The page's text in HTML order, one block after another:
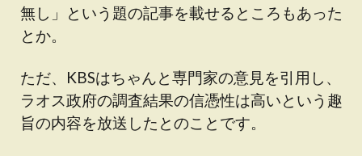
無し」という題の記事を載せるところもあった
とか。
ただ、KBSはちゃんと専門家の意見を引用し、
ラオス政府の調査結果の信憑性は高いという趣
旨の内容を放送したとのことです。